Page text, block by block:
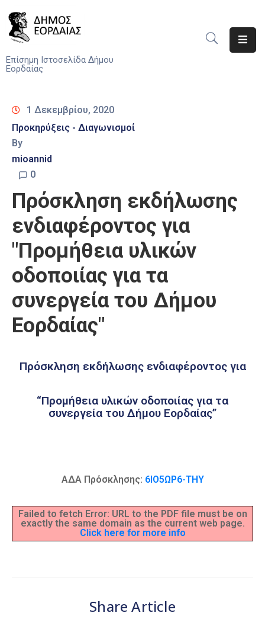
Επίσημη Ιστοσελίδα Δήμου
Εορδαίας
Υπηρεσίες
Του
Δήμου
Προσκλήσεις
Αποφάσεις
Τηλέφωνα
Καιρός
1 Δεκεμβρίου, 2020
Προκηρύξεις - Διαγωνισμοί
By
mioannid
0
Πρόσκληση εκδήλωσης
ενδιαφέροντος για
"Προμήθεια υλικών
οδοποιίας για τα
συνεργεία του Δήμου
Εορδαίας"
Πρόσκληση εκδήλωσης ενδιαφέροντος για
“Προμήθεια υλικών οδοποιίας για τα
συνεργεία του Δήμου Εορδαίας”
ΑΔΑ Πρόσκλησης: 6ΙΟ5ΩΡ6-ΤΗΥ
Failed to fetch Error: URL to the PDF file must be on
exactly the same domain as the current web page.
Click here for more info
Share Article